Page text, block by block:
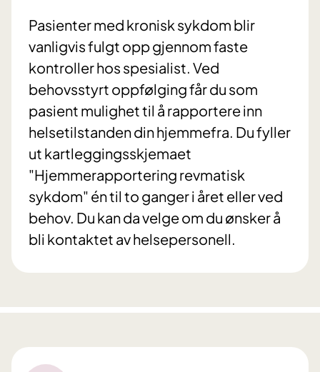
Pasienter med kronisk sykdom blir
vanligvis fulgt opp gjennom faste
kontroller hos spesialist. Ved
behovsstyrt oppfølging får du som
pasient mulighet til å rapportere inn
helsetilstanden din hjemmefra. Du fyller
ut kartleggingsskjemaet
"Hjemmerapportering revmatisk
sykdom" én til to ganger i året eller ved
behov. Du kan da velge om du ønsker å
bli kontaktet av helsepersonell.